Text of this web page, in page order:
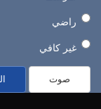
راضي
غير كافي